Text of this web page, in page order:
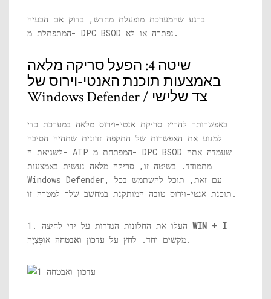
ברגע שהמערכת מופעלת מחדש, בדוק אם הבעיה
המתפתלת מ- DPC BSOD נפתרה או לא.
שיטה 4: הפעל סריקה מלאה
באמצעות תוכנת האנטי-וירוס של
Windows Defender / צד שלישי
באפשרותך להריץ סריקת אנטי-וירוס מלאה במערכת כדי
למנוע את האפשרות של התקפה זדונית שתהיה הסיבה
לשגיאת ה- ATP המפתחת מ- DPC BSOD שעמדה אתה
מתמודד. בשיטה זו, סריקה מלאה נעשית באמצעות
Windows Defender, עם זאת, תוכל להשתמש בכל
תוכנת אנטי-וירוס טובה המותקנת במחשב שלך למטרה זו.
1. העלו את החלונות הגדרות
WIN + I
מקשים יחד. לחץ על עדכון ואבטחה אוֹפְּצִיָה.